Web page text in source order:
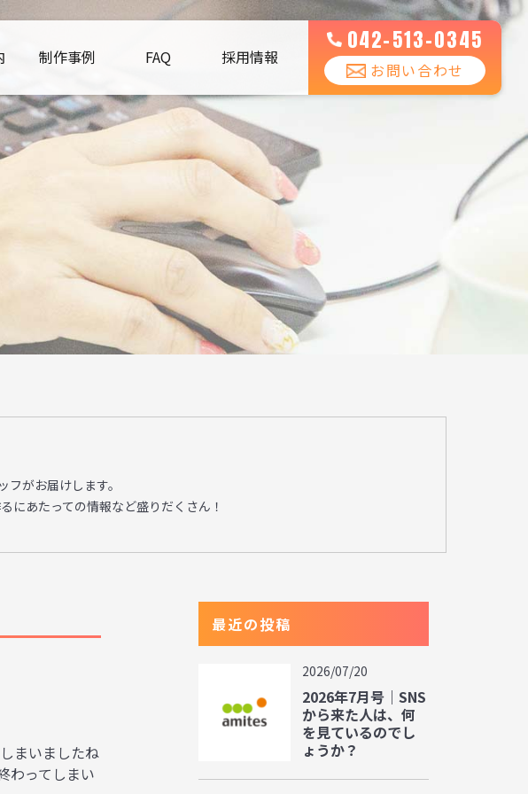
制作事例 FAQ 採用情報
042-513-0345
お問い合わせ
がお届けします。
にあたっての情報など盛りだくさん！
まいましたね
わってしまい
最近の投稿
2026/07/20
2026年7月号｜SNS
から来た人は、何
を見ているのでし
ょうか？